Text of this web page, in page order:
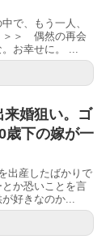
で、もう一人、
＞＞ 偶然の再会
お幸せに。 ...
来婚狙い。ゴ
下の嫁が一
出産したばかりで
か恐いことを言
好きなのか...